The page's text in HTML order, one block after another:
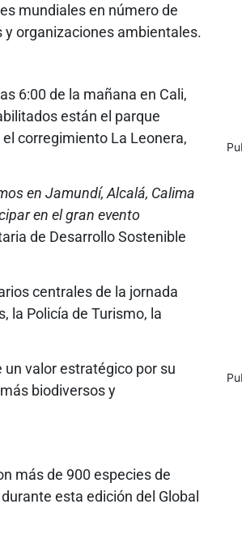
mundiales en número de
organizaciones ambientales.
6:00 de la mañana en Cali,
están el parque
corregimiento La Leonera,
en Jamundí, Alcalá, Calima
en el gran evento
de Desarrollo Sostenible
centrales de la jornada
la Policía de Turismo, la
un valor estratégico por su
biodiversos y
más de 900 especies de
esta edición del Global